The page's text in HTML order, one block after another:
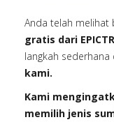
Anda telah melihat
gratis dari
langkah
kami.
Kami
memilih jenis